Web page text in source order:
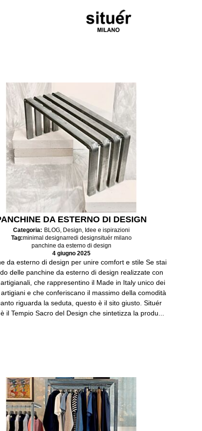
DA ESTERNO DI DESIGN
Categoria: BLOG, Design, Idee e ispirazioni
Tag:minimal designarredi designsituér milano
panchine da esterno di design
4 giugno 2025
da esterno di design per unire comfort e stile Se stai
delle panchine da esterno di design realizzate con
che rappresentino il Made in Italy unico dei
e che conferiscano il massimo della comodità
riguarda la seduta, questo è il sito giusto. Situér
il Tempio Sacro del Design che sintetizza la produ...